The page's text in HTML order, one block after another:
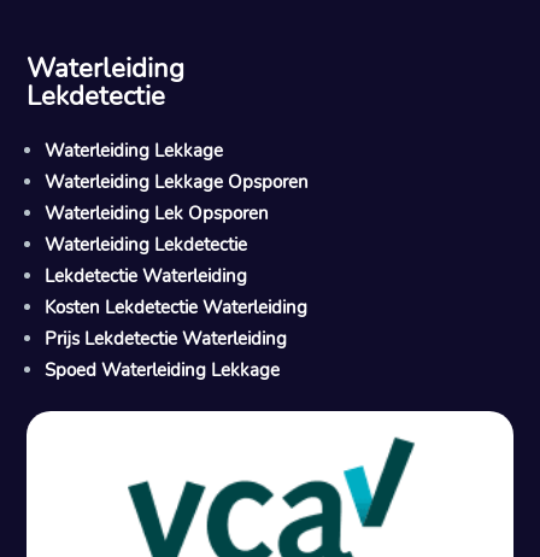
Waterleiding
Lekdetectie
Waterleiding Lekkage
Waterleiding Lekkage Opsporen
Waterleiding Lek Opsporen
Waterleiding Lekdetectie
Lekdetectie Waterleiding
Kosten Lekdetectie Waterleiding
Prijs Lekdetectie Waterleiding
Spoed Waterleiding Lekkage